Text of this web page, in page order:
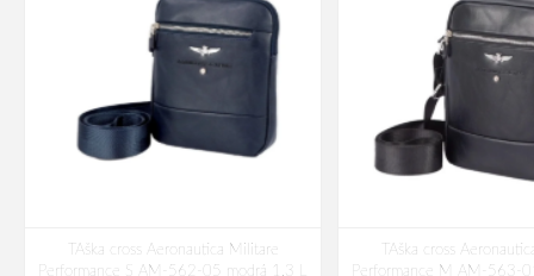
TAška cross Aeronautica Militare
Performance S AM-562-05 modrá 1,3 L
TAška cross
Performance M AM-563-